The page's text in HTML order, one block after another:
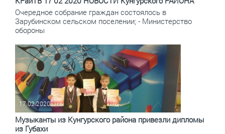
Очередное собрание граждан состоялось в
Зарубинском сельском поселении; - Министерство
обороны
17.02.2020
Музыканты из Кунгурского района привезли дипломы
из Губахи